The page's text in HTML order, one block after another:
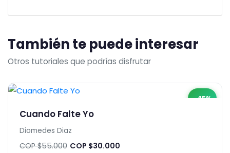
También te puede interesar
Otros tutoriales que podrías disfrutar
-45%
Cuando Falte Yo
Diomedes Diaz
COP $55.000 COP $30.000